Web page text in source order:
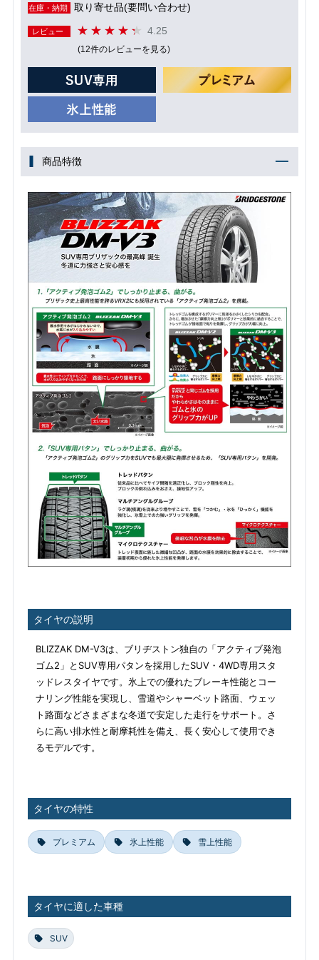
在庫・納期 取り寄せ品(要問い合わせ)
レビュー 4.25
(12件のレビューを見る)
商品特徴
タイヤの説明
BLIZZAK DM-V3は、ブリヂストン独自の「アクティブ発泡
ゴム2」とSUV専用パタンを採用したSUV・4WD専用スタ
ッドレスタイヤです。氷上での優れたブレーキ性能とコー
ナリング性能を実現し、雪道やシャーベット路面、ウェッ
ト路面などさまざまな冬道で安定した走行をサポート。さ
らに高い排水性と耐摩耗性を備え、長く安心して使用でき
るモデルです。
タイヤの特性
プレミアム 氷上性能 雪上性能
タイヤに適した車種
SUV